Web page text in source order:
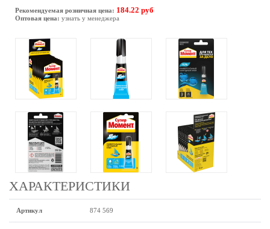
Рекомендуемая розничная цена: 184.22 руб
Оптовая цена: узнать у менеджера
ХАРАКТЕРИСТИКИ
Артикул 874 569